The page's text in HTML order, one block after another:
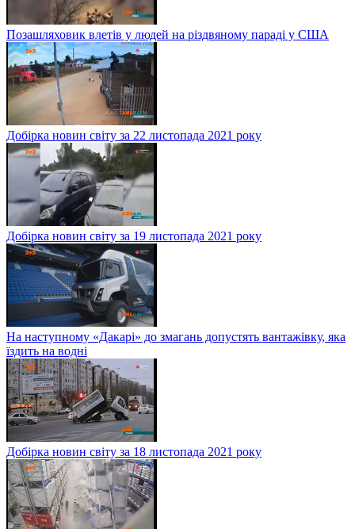
Позашляховик влетів у людей на різдвяному параді у США
Добірка новин світу за 22 листопада 2021 року
Добірка новин світу за 19 листопада 2021 року
На наступному «Дакарі» до змагань допустять вантажівку, яка
їздить на водні
Добірка новин світу за 18 листопада 2021 року